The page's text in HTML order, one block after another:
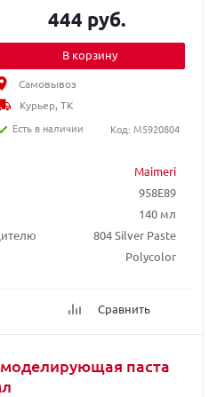
Maimeri
958E89
140 мл
804 Silver Paste
Polycolor
Сравнить
444 руб.
В корзину
Самовывоз
Курьер, ТК
Есть в наличии
Код: M5920804
паста